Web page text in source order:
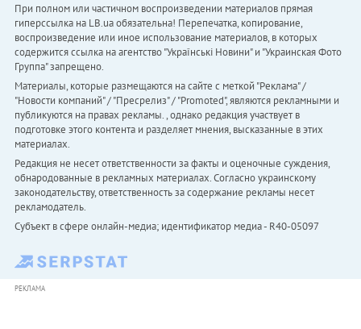
При полном или частичном воспроизведении материалов прямая
гиперссылка на LB.ua обязательна! Перепечатка, копирование,
воспроизведение или иное использование материалов, в которых
содержится ссылка на агентство "Українськi Новини" и "Украинская Фото
Группа" запрещено.
Материалы, которые размещаются на сайте с меткой "Реклама" /
"Новости компаний" / "Пресрелиз" / "Promoted", являются рекламными и
публикуются на правах рекламы. , однако редакция участвует в
подготовке этого контента и разделяет мнения, высказанные в этих
материалах.
Редакция не несет ответственности за факты и оценочные суждения,
обнародованные в рекламных материалах. Согласно украинскому
законодательству, ответственность за содержание рекламы несет
рекламодатель.
Субъект в сфере онлайн-медиа; идентификатор медиа - R40-05097
РЕКЛАМА